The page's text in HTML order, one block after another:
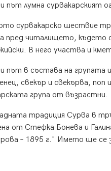
път лумна сурвакарският
сурвакарско шествие
пред читалището, където
В него участва и
път в състава на групата
свекър и свекърва, поп
група от възрастни.
традиция Сурва в
от Стефка Бонева и
– 1895 г." Името ще се